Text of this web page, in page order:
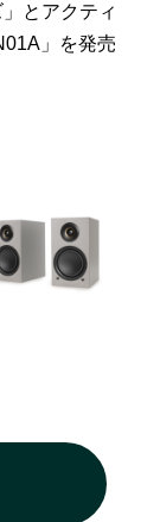
とアクティ
」を発売